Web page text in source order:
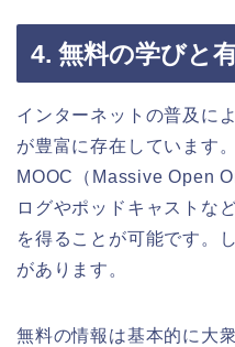
4. 無料の学びと
インターネットの普及に
が豊富に存在しています
MOOC（Massive Open
ログやポッドキャストな
を得ることが可能です。
があります。
無料の情報は基本的に大